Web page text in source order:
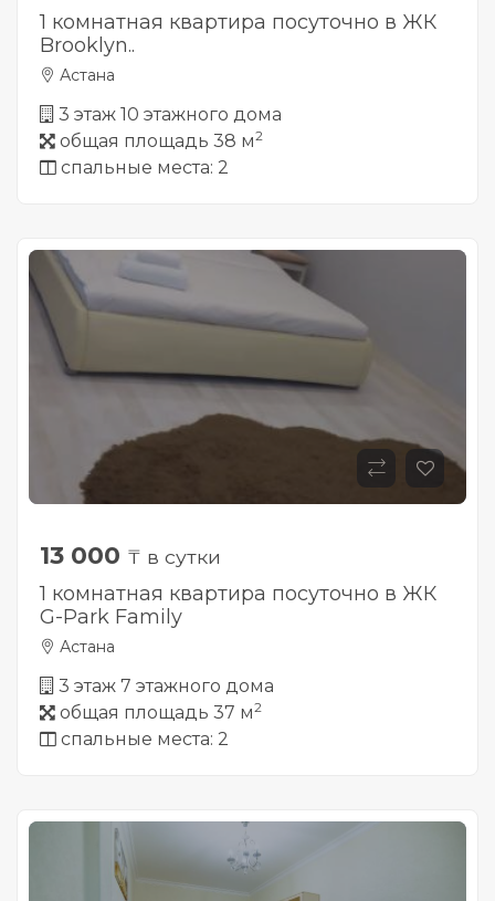
1 комнатная квартира посуточно в ЖК
Brooklyn..
Астана
3 этаж 10 этажного дома
общая площадь 38 м2
спальные места: 2
13 000 ₸ в сутки
1 комнатная квартира посуточно в ЖК
G-Park Family
Астана
3 этаж 7 этажного дома
общая площадь 37 м2
спальные места: 2